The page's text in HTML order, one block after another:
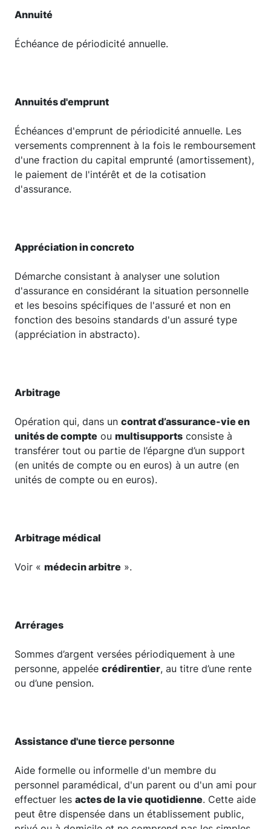
Annuité
Échéance de périodicité annuelle.
Annuités d'emprunt
Échéances d'emprunt de périodicité annuelle. Les
versements comprennent à la fois le remboursement
d'une fraction du capital emprunté (amortissement),
le paiement de l'intérêt et de la cotisation
d'assurance.
Appréciation in concreto
Démarche consistant à analyser une solution
d'assurance en considérant la situation personnelle
et les besoins spécifiques de l'assuré et non en
fonction des besoins standards d'un assuré type
(appréciation in abstracto).
Arbitrage
Opération qui, dans un contrat d’assurance-vie en
unités de compte ou multisupports consiste à
transférer tout ou partie de l’épargne d’un support
(en unités de compte ou en euros) à un autre (en
unités de compte ou en euros).
Arbitrage médical
Voir « médecin arbitre ».
Arrérages
Sommes d’argent versées périodiquement à une
personne, appelée crédirentier, au titre d’une rente
ou d’une pension.
Assistance d'une tierce personne
Aide formelle ou informelle d'un membre du
personnel paramédical, d'un parent ou d'un ami pour
effectuer les actes de la vie quotidienne. Cette aide
peut être dispensée dans un établissement public,